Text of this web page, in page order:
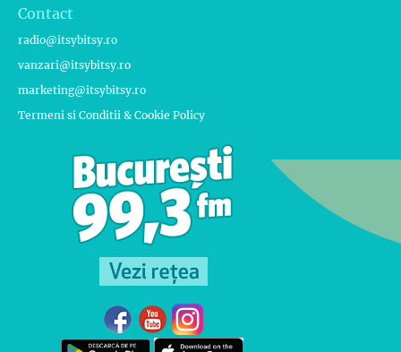
Contact
radio@itsybitsy.ro
vanzari@itsybitsy.ro
marketing@itsybitsy.ro
Termeni si Conditii & Cookie Policy